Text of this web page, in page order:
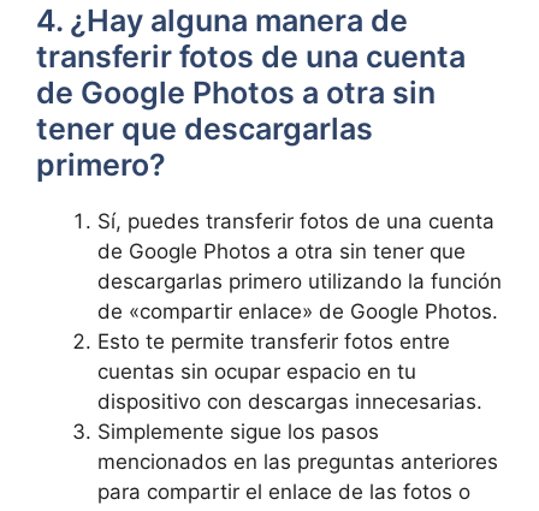
4. ¿Hay alguna manera de ​
transferir fotos de una cuenta
de Google Photos a otra sin
tener que descargarlas
primero?
Sí, puedes transferir fotos de una cuenta
de Google Photos a otra‌ sin tener que
descargarlas ⁤primero utilizando la función
de «compartir‍ enlace» de Google Photos.
Esto te permite transferir fotos entre
cuentas ⁤sin ocupar espacio en tu‍
dispositivo con descargas innecesarias.
Simplemente sigue los pasos
mencionados en las preguntas anteriores‌
para compartir ​el enlace de las fotos o